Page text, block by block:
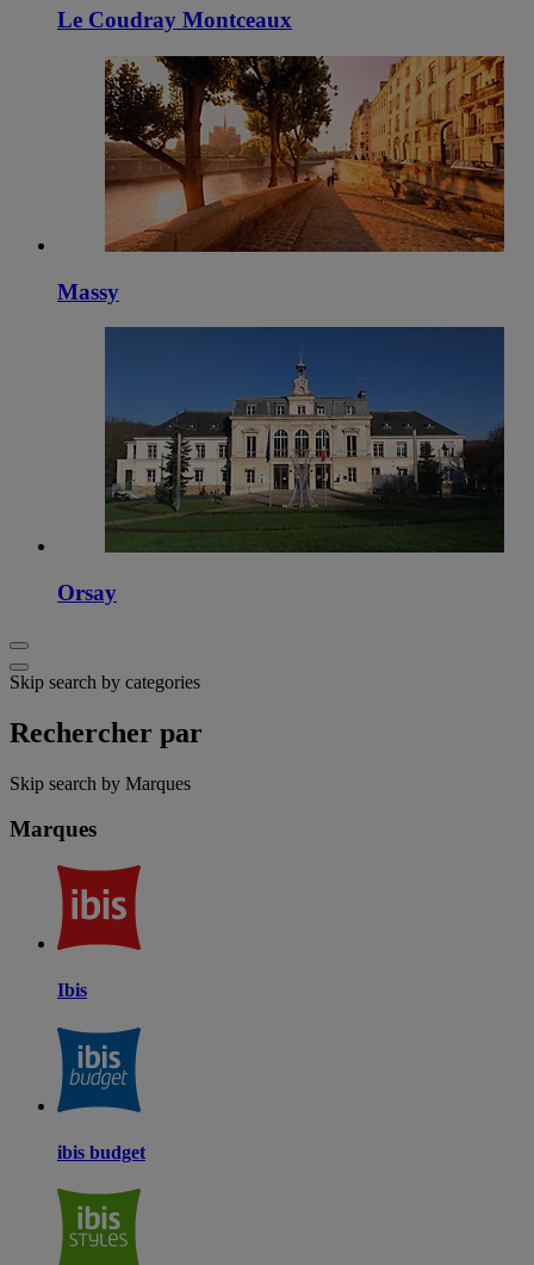
Le Coudray Montceaux
Massy
Orsay
Skip search by categories
Rechercher par
Skip search by Marques
Marques
Ibis
ibis budget